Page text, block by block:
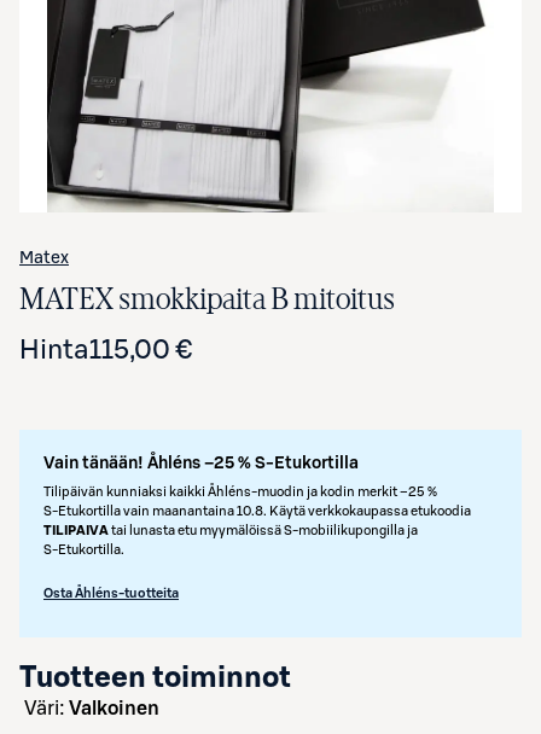
Matex
MATEX smokkipaita B mitoitus
Hinta115,00 €
Vain tänään! Åhléns –25 % S-Etukortilla
Tilipäivän kunniaksi kaikki Åhléns-muodin ja kodin merkit –25 %
S‑Etukortilla vain maanantaina 10.8. Käytä verkkokaupassa etukoodia
TILIPAIVAtai lunasta etu myymälöissä S‑mobiilikupongilla ja
S‑Etukortilla.
Osta Åhléns-tuotteita
Tuotteen toiminnot
väri: Valkoinen